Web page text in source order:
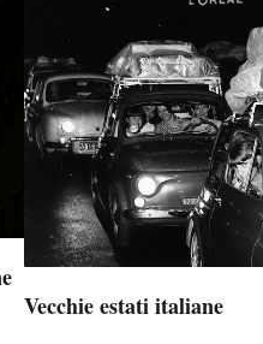
Vecchie estati italiane